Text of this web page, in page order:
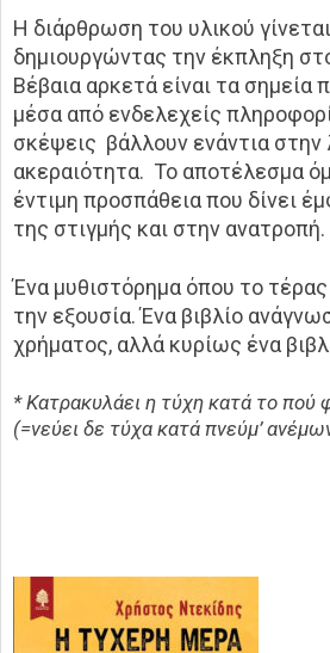
Η διάρθρωση του υλικού
δημιουργώντας την έκπληξη
Βέβαια αρκετά είναι τα σημεία
μέσα από ενδελεχείς
σκέψεις βάλλουν ενάντια στην
ακεραιότητα. Το αποτέλεσμα
έντιμη προσπάθεια που δίνει
της στιγμής και στην ανατροπή.
Ένα μυθιστόρημα όπου το
την εξουσία. Ένα βιβλίο
χρήματος, αλλά κυρίως ένα
* Κατρακυλάει η τύχη κατά το πού
(=νεύει δε τύχα κατά πνεύμ’